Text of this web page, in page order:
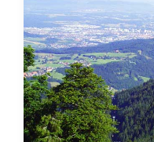
c
h
t
i
n
t
e
r